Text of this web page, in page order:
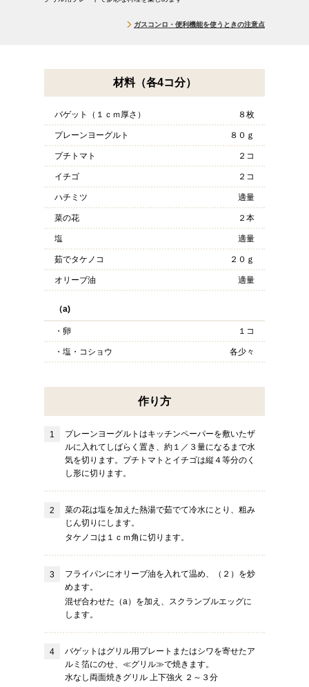
ガスコンロ・便利機能を使うときの注意点
材料（各4コ分）
バゲット（１ｃｍ厚さ） ８枚
プレーンヨーグルト ８０ｇ
プチトマト ２コ
イチゴ ２コ
ハチミツ 適量
菜の花 ２本
塩 適量
茹でタケノコ ２０ｇ
オリーブ油 適量
（a)
・卵 １コ
・塩・コショウ 各少々
作り方
プレーンヨーグルトはキッチンペーパーを敷いたザ
ルに入れてしばらく置き、約１／３量になるまで水
気を切ります。プチトマトとイチゴは縦４等分のく
し形に切ります。
菜の花は塩を加えた熱湯で茹でて冷水にとり、粗み
じん切りにします。
タケノコは１ｃｍ角に切ります。
フライパンにオリーブ油を入れて温め、（２）を炒
めます。
混ぜ合わせた（a）を加え、スクランブルエッグに
します。
バゲットはグリル用プレートまたはシワを寄せたア
ルミ箔にのせ、≪グリル≫で焼きます。
水なし両面焼きグリル 上下強火 ２～３分